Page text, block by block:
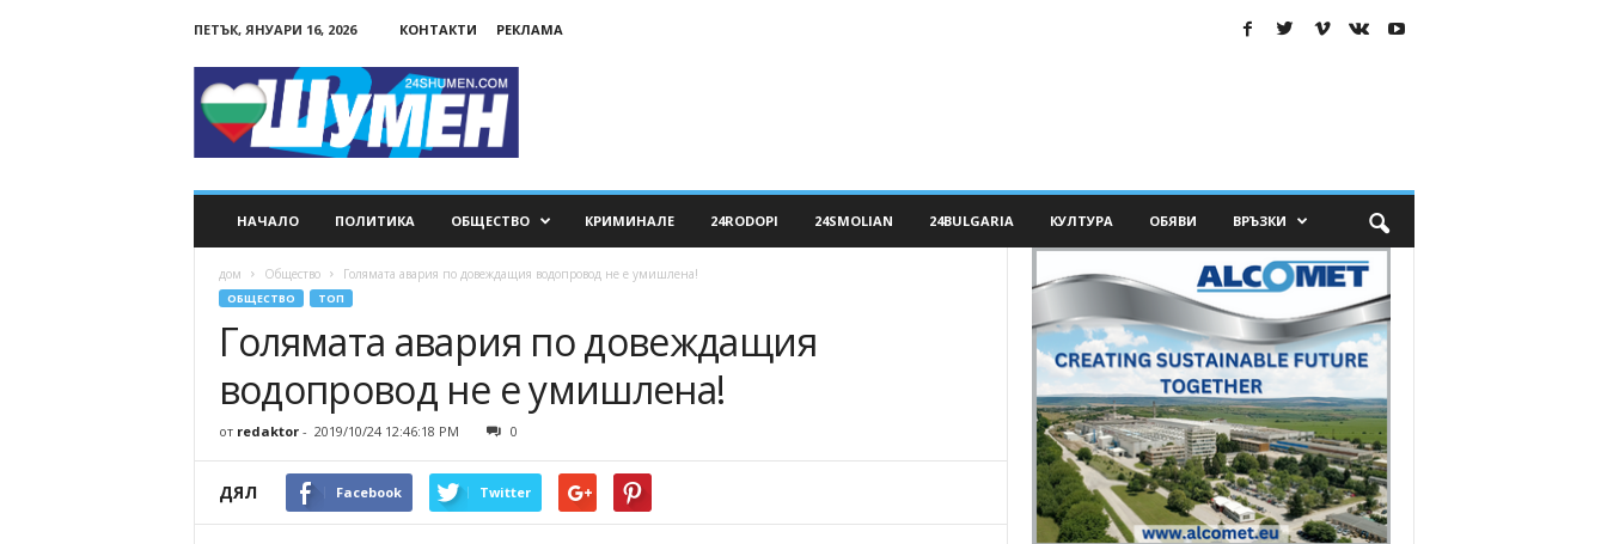
ПЕТЪК, ЯНУАРИ 16, 2026 КОНТАКТИ РЕКЛАМА
НАЧАЛО ПОЛИТИКА ОБЩЕСТВО КРИМИНАЛЕ 24RODOPI 24SMOLIAN 24BULGARIA КУЛТУРА ОБЯВИ ВРЪЗКИ
дом Общество Голямата авария по довеждащия водопровод не е умишлена!
ОБЩЕСТВО ТОП
Голямата авария по довеждащия
водопровод не е умишлена!
от redaktor- 2019/10/24 12:46:18 PM 0
ДЯЛ Facebook Twitter